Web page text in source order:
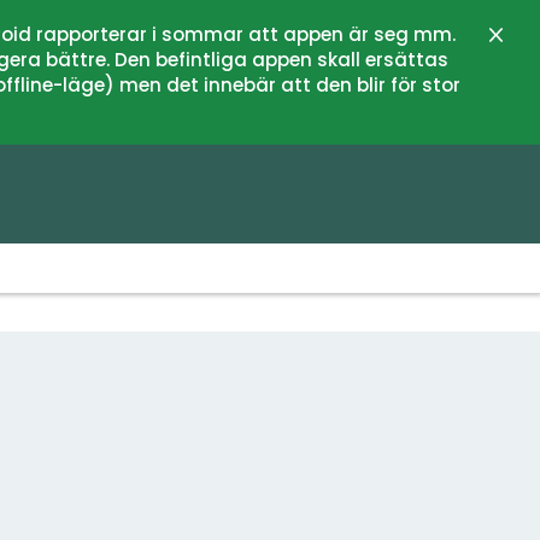
rapporterar i sommar att appen är seg mm.
bättre. Den befintliga appen skall ersättas
läge) men det innebär att den blir för stor